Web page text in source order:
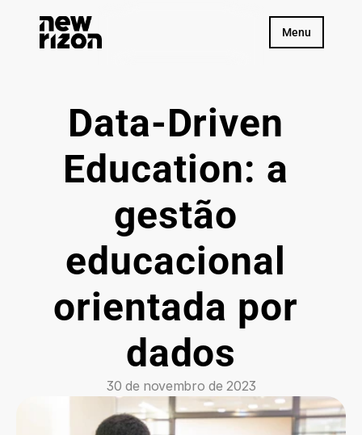
Menu
Data-Driven
Education: a
gestão
educacional
orientada por
dados
30 de novembro de 2023